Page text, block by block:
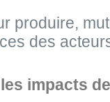
produire,
des
impacts